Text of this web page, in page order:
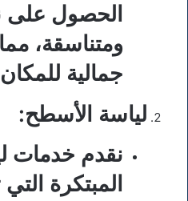
الحصول على
ومتناسقة،
جمالية
لياسة الأسطح:
نقدم خدمات
المبتكرة